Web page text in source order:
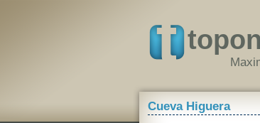
Cueva Higuera